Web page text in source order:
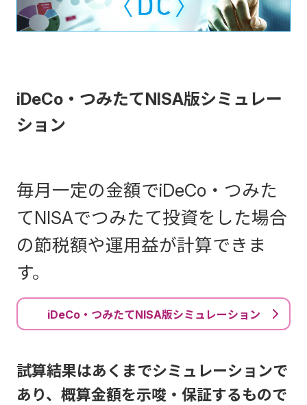
iDeCo・つみたてNISA版シミュレー
ション
毎月一定の金額でiDeCo・つみた
てNISAでつみたて投資をした場合
の節税額や運用益が計算できま
す。
iDeCo・つみたてNISA版シミュレーション
試算結果はあくまでシミュレーションで
あり、概算金額を示唆・保証するもので